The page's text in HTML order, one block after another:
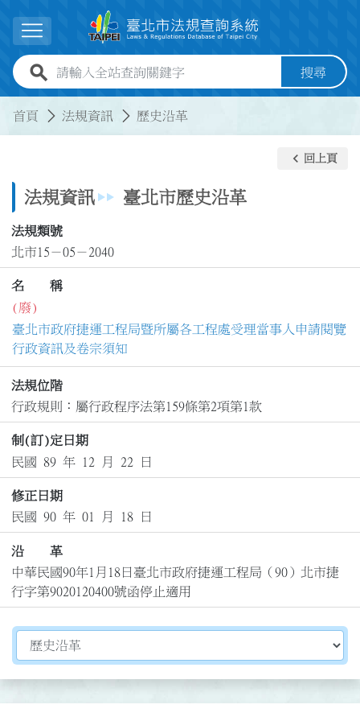
展開選單
全站查詢關鍵字欄位 搜尋
首頁 法規資訊 歷史沿革
法規資訊 臺北市歷史沿革
keyboard_arrow_left 回上頁
法規類號
北市15－05－2040
名 稱
(廢)
臺北市政府捷運工程局暨所屬各工程處受理當事人申請閱覽
行政資訊及卷宗須知
法規位階
行政規則：屬行政程序法第159條第2項第1款
制(訂)定日期
民國 89 年 12 月 22 日
修正日期
民國 90 年 01 月 18 日
沿 革
中華民國90年1月18日臺北市政府捷運工程局（90）北市捷
行字第9020120400號函停止適用
切換選擇法規資訊內容